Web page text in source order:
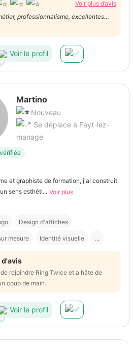
Voir plus d’avis
professionnalisme, excellentes
fait gagner du temps et de l'argent et
parfait. Je ne suis pas déçu et j'ai
pour gérer mon image numérique.
Voir le profil
Martino
Nouveau
Se déplace à Fayt-lez-
manage
et graphiste de formation, j'ai construit
sens esthéti... Voir plus
Design d'affiches
mesure Identité visuelle ...
d'avis
rejoindre Ring Twice et a hâte de
coup de main.
Voir le profil